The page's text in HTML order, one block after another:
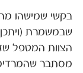
בקשי שמישהו
שבמשמרת
הצוות המטפל
מסתבר